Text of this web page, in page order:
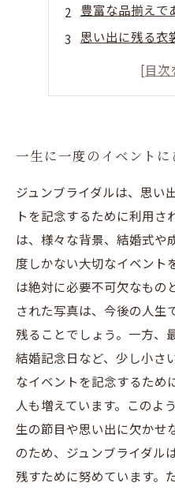
豊富な品揃えで
思い出に残る衣
理想のドレスが
一生に一度のイベントに
ジュンブライダルは、思い
トを記念するために利用さ
は、様々な背景、結婚式や
度しかない大切なイベント
は絶対に必要不可欠なもの
された写真は、今後の人生
残ることでしょう。一方、
結婚記念日など、少し小さ
なイベントを記念するため
人も増えています。このよ
生の節目や思い出に欠かせ
のため、ジュンブライダル
残すために努めています。